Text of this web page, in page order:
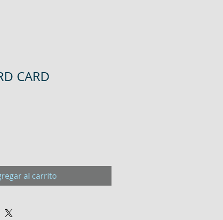
CARD
al carrito